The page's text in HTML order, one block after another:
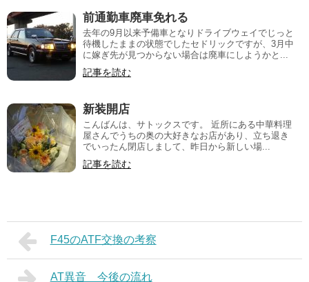
前通勤車廃車免れる
去年の9月以来予備車となりドライブウェイでじっと
待機したままの状態でしたセドリックですが、3月中
に嫁ぎ先が見つからない場合は廃車にしようかと...
記事を読む
新装開店
こんばんは、サトックスです。 近所にある中華料理
屋さんでうちの奥の大好きなお店があり、立ち退き
でいったん閉店しまして、昨日から新しい場...
記事を読む
F45のATF交換の考察
AT異音 今後の流れ